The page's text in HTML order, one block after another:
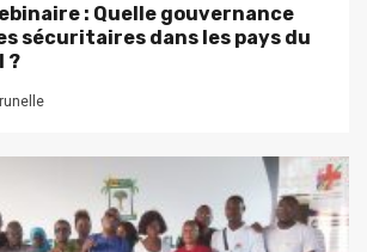
: Quelle gouvernance
sécuritaires dans les pays du
?